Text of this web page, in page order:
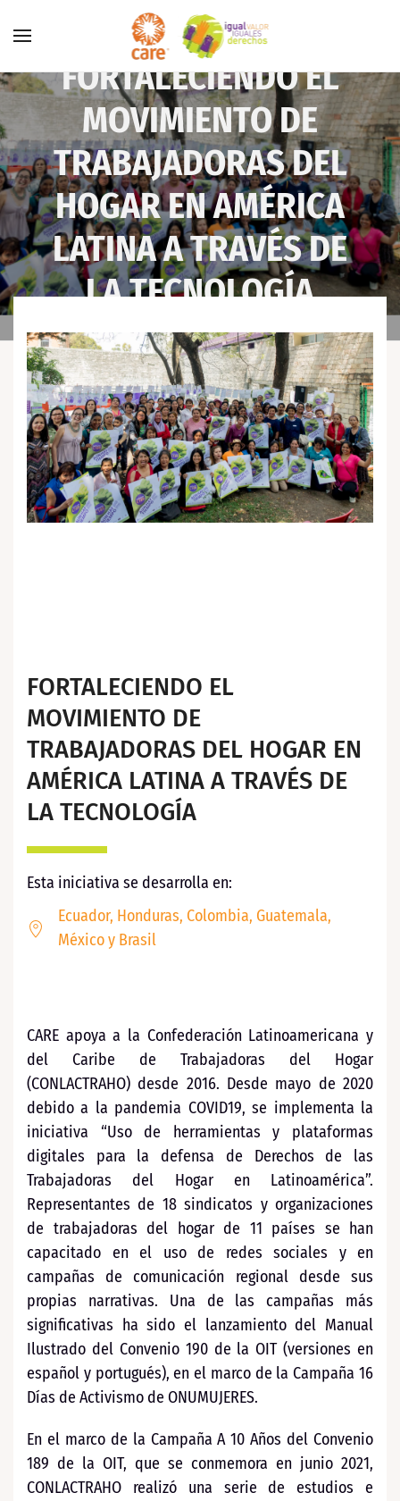
Skip to main content
FORTALECIENDO EL
MOVIMIENTO DE
TRABAJADORAS DEL
HOGAR EN AMÉRICA
LATINA A TRAVÉS DE
LA TECNOLOGÍA
FORTALECIENDO EL
MOVIMIENTO DE
TRABAJADORAS DEL HOGAR EN
AMÉRICA LATINA A TRAVÉS DE
LA TECNOLOGÍA
Esta iniciativa se desarrolla en:
Ecuador, Honduras, Colombia, Guatemala,
México y Brasil
CARE apoya a la Confederación Latinoamericana y
del Caribe de Trabajadoras del Hogar
(CONLACTRAHO) desde 2016. Desde mayo de 2020
debido a la pandemia COVID19, se implementa la
iniciativa “Uso de herramientas y plataformas
digitales para la defensa de Derechos de las
Trabajadoras del Hogar en Latinoamérica”.
Representantes de 18 sindicatos y organizaciones
de trabajadoras del hogar de 11 países se han
capacitado en el uso de redes sociales y en
campañas de comunicación regional desde sus
propias narrativas. Una de las campañas más
significativas ha sido el lanzamiento del Manual
Ilustrado del Convenio 190 de la OIT (versiones en
español y portugués), en el marco de la Campaña 16
Días de Activismo de ONUMUJERES.
En el marco de la Campaña A 10 Años del Convenio
189 de la OIT, que se conmemora en junio 2021,
CONLACTRAHO realizó una serie de estudios e